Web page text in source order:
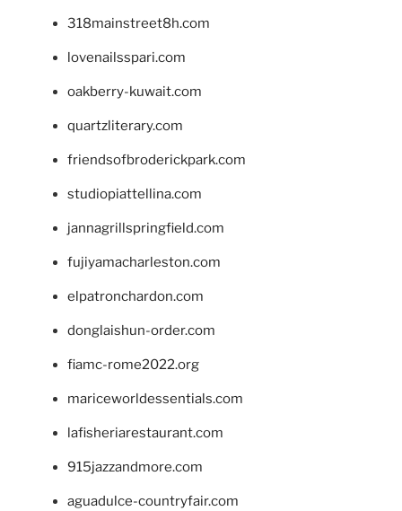
318mainstreet8h.com
lovenailsspari.com
oakberry-kuwait.com
quartzliterary.com
friendsofbroderickpark.com
studiopiattellina.com
jannagrillspringfield.com
fujiyamacharleston.com
elpatronchardon.com
donglaishun-order.com
fiamc-rome2022.org
mariceworldessentials.com
lafisheriarestaurant.com
915jazzandmore.com
aguadulce-countryfair.com